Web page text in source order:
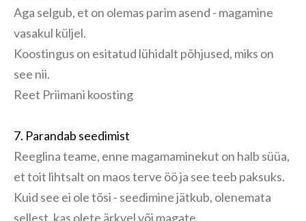
Aga selgub, et on olemas parim asend - magamine
vasakul küljel.
Koostingus on esitatud lühidalt põhjused, miks on
see nii.
Reet Priimani koosting
7. Parandab seedimist‎
‎Reeglina teame, enne magamaminekut on halb süüa,
et toit lihtsalt on maos terve öö ja see teeb paksuks.
Kuid see ei ole tõsi - seedimine jätkub, olenemata
sellest, kas olete ärkvel või magate.‎